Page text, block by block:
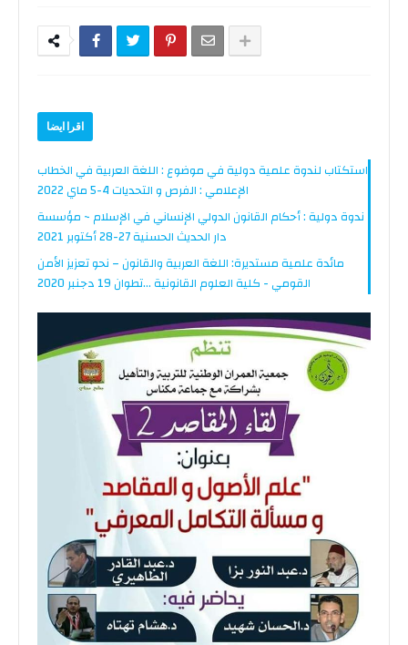
اقرا ايضا
استكتاب لندوة علمية دولية في موضوع : اللغة العربية في الخطاب
الإعلامي : الفرص و التحديات 4-5 ماي 2022
ندوة دولية : أحكام القانون الدولي الإنساني في الإسلام ~ مؤسسة
دار الحديث الحسنية 27-28 أكتوبر 2021
مائدة علمية مستديرة: اللغة العربية والقانون – نحو تعزيز الأمن
القومي - كلية العلوم القانونية ...تطوان 19 دجنبر 2020